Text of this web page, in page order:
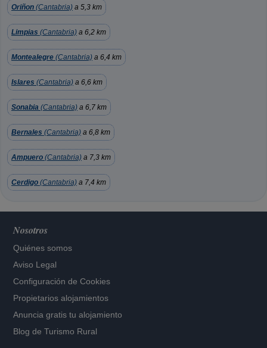
Oriñon (Cantabria) a 5,3 km
Limpias (Cantabria) a 6,2 km
Montealegre (Cantabria) a 6,4 km
Islares (Cantabria) a 6,6 km
Sonabia (Cantabria) a 6,7 km
Bernales (Cantabria) a 6,8 km
Ampuero (Cantabria) a 7,3 km
Cerdigo (Cantabria) a 7,4 km
Nosotros
Quiénes somos
Aviso Legal
Configuración de Cookies
Propietarios alojamientos
Anuncia gratis tu alojamiento
Blog de Turismo Rural